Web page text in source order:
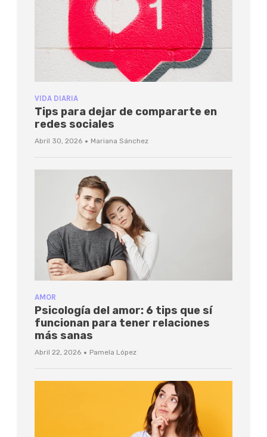
VIDA DIARIA
Tips para dejar de compararte en
redes sociales
Abril 30, 2026 · Mariana Sánchez
AMOR
Psicología del amor: 6 tips que sí
funcionan para tener relaciones
más sanas
Abril 22, 2026 · Pamela López